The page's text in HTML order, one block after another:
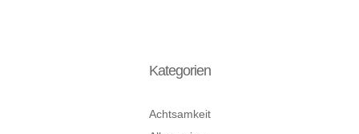
Kategorien
Achtsamkeit